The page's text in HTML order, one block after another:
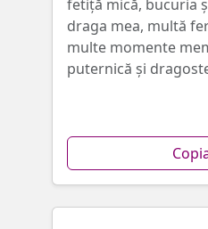
fetiţă mică, bucuria
draga mea, multă
multe momente
puternică și